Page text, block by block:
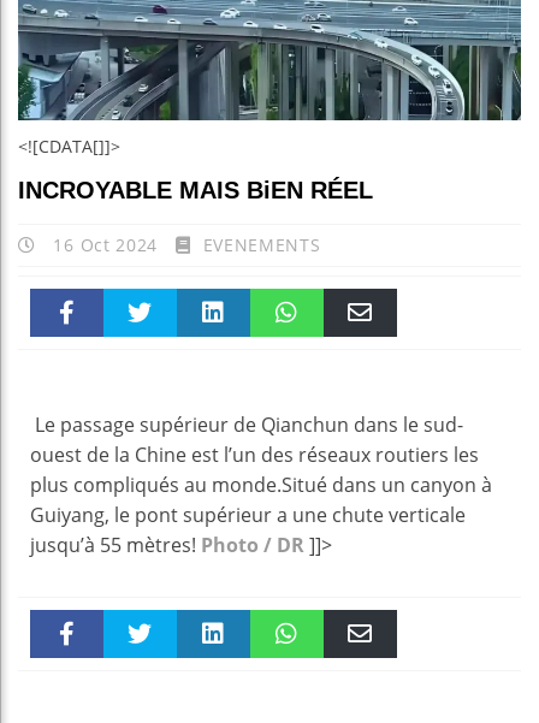
<![CDATA[]]>
INCROYABLE MAIS BiEN RÉEL
16 Oct 2024 EVENEMENTS
pt
Le passage supérieur de Qianchun dans le sud-
ouest de la Chine est l’un des réseaux routiers les
plus compliqués au monde.Situé dans un canyon à
Guiyang, le pont supérieur a une chute verticale
jusqu’à 55 mètres! Photo / DR]]>